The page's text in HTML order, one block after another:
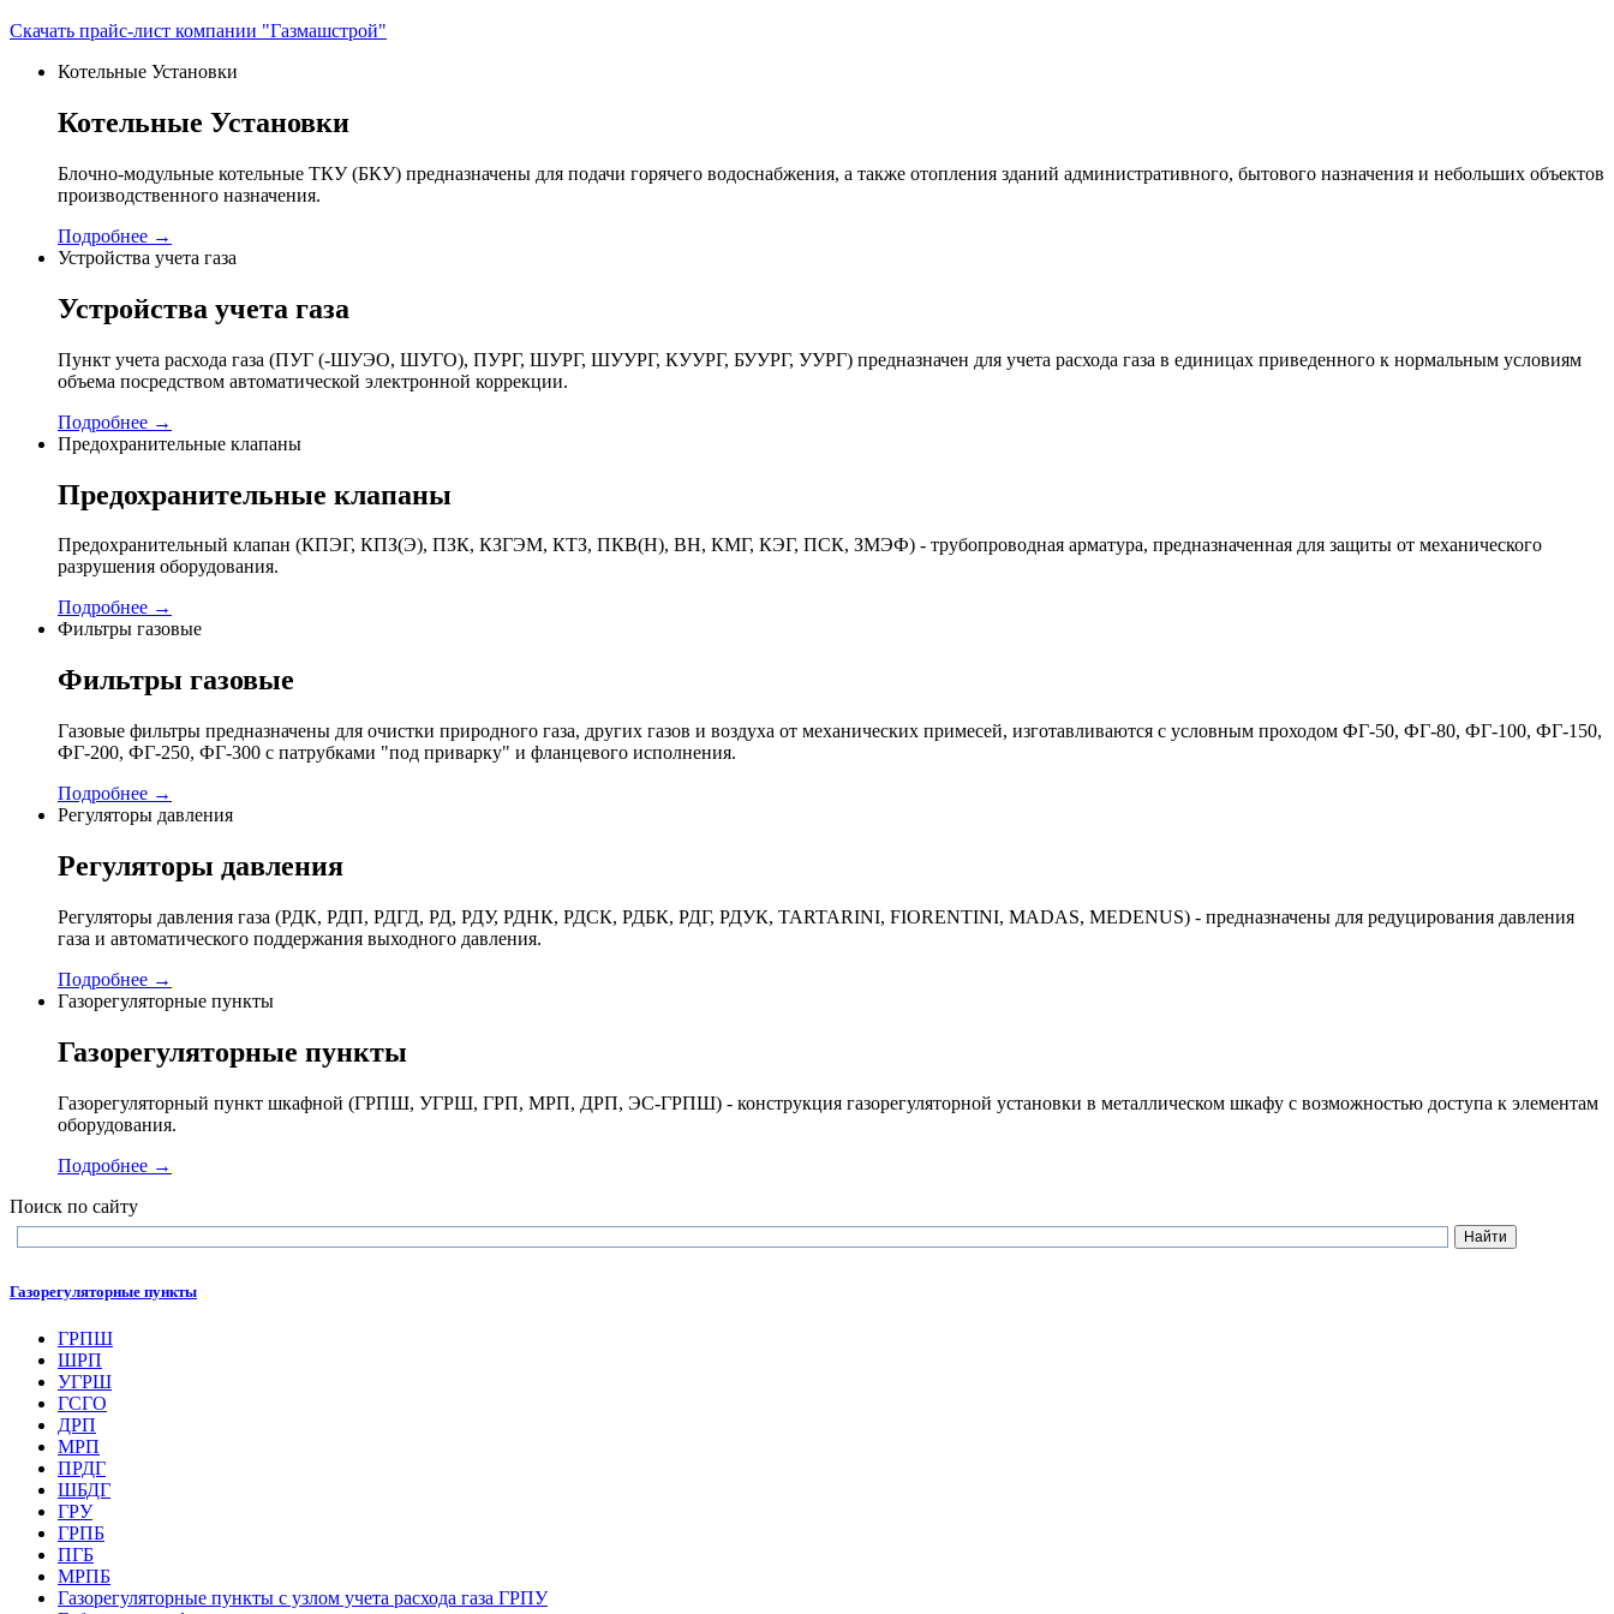
Скачать прайс-лист компании "Газмашстрой"
Котельные Установки
Котельные Установки
Блочно-модульные котельные ТКУ (БКУ) предназначены для подачи горячего водоснабжения, а также отопления зданий административного, бытового назначения и небольших объектов
производственного назначения.
Подробнее →
Устройства учета газа
Устройства учета газа
Пункт учета расхода газа (ПУГ (-ШУЭО, ШУГО), ПУРГ, ШУРГ, ШУУРГ, КУУРГ, БУУРГ, УУРГ) предназначен для учета расхода газа в единицах приведенного к нормальным условиям
объема посредством автоматической электронной коррекции.
Подробнее →
Предохранительные клапаны
Предохранительные клапаны
Предохранительный клапан (КПЭГ, КПЗ(Э), ПЗК, КЗГЭМ, КТЗ, ПКВ(Н), ВН, КМГ, КЭГ, ПСК, ЗМЭФ) - трубопроводная арматура, предназначенная для защиты от механического
разрушения оборудования.
Подробнее →
Фильтры газовые
Фильтры газовые
Газовые фильтры предназначены для очистки природного газа, других газов и воздуха от механических примесей, изготавливаются с условным проходом ФГ-50, ФГ-80, ФГ-100, ФГ-150,
ФГ-200, ФГ-250, ФГ-300 с патрубками "под приварку" и фланцевого исполнения.
Подробнее →
Регуляторы давления
Регуляторы давления
Регуляторы давления газа (РДК, РДП, РДГД, РД, РДУ, РДНК, РДСК, РДБК, РДГ, РДУК, TARTARINI, FIORENTINI, MADAS, MEDENUS) - предназначены для редуцирования давления
газа и автоматического поддержания выходного давления.
Подробнее →
Газорегуляторные пункты
Газорегуляторные пункты
Газорегуляторный пункт шкафной (ГРПШ, УГРШ, ГРП, МРП, ДРП, ЭС-ГРПШ) - конструкция газорегуляторной установки в металлическом шкафу с возможностью доступа к элементам
оборудования.
Подробнее →
Поиск по сайту
Газорегуляторные пункты
ГРПШ
ШРП
УГРШ
ГСГО
ДРП
МРП
ПРДГ
ШБДГ
ГРУ
ГРПБ
ПГБ
МРПБ
Газорегуляторные пункты с узлом учета расхода газа ГРПУ